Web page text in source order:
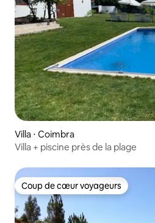
Villa ⋅ Coimbra
Villa + piscine près de la plage
Coup de cœur voyageurs
Coup de cœur voyageurs